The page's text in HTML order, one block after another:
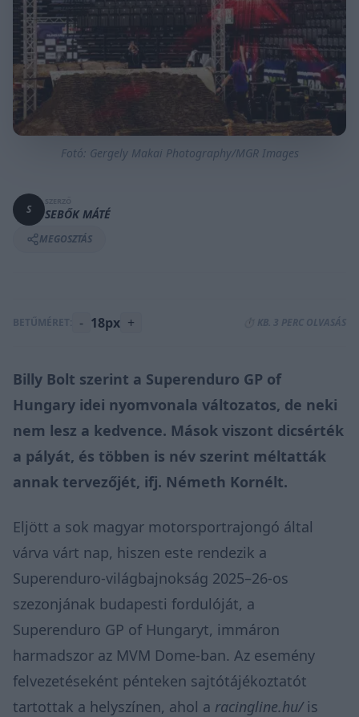
Fotó: Gergely Makai Photography/MGR Images
S SEBŐK MÁTÉ
MEGOSZTÁS
BETŰMÉRET: - 18px + ⏱️ KB. 3 PERC OLVASÁS
Billy Bolt szerint a Superenduro GP of
Hungary idei nyomvonala változatos, de neki
nem lesz a kedvence. Mások viszont dicsérték
a pályát, és többen is név szerint méltatták
annak tervezőjét, ifj. Németh Kornélt.
Eljött a sok magyar motorsportrajongó által
várva várt nap, hiszen este rendezik a
Superenduro-világbajnokság 2025–26-os
szezonjának budapesti fordulóját, a
Superenduro GP of Hungaryt, immáron
harmadszor az MVM Dome-ban. Az esemény
felvezetéseként pénteken sajtótájékoztatót
tartottak a helyszínen, ahol a racingline.hu/is